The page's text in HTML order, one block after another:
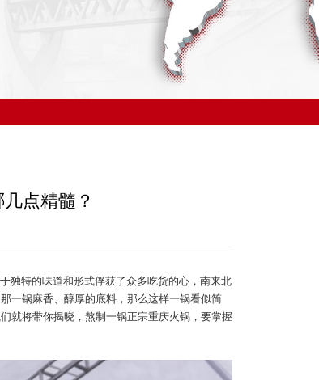
点精髓？
独特的味道和形式俘获了众多吃货的心，南来北
一锅麻香、醇厚的底料，那么这样一锅看似简
就将带你揭晓，熬制一锅正宗重庆火锅，要掌握